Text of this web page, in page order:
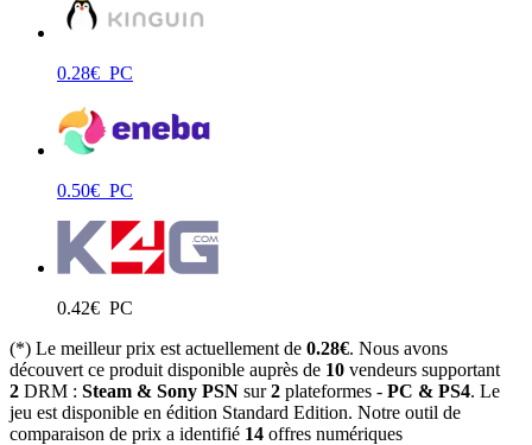
0.28€ PC
0.50€ PC
0.42€ PC
(*) Le meilleur prix est actuellement de 0.28€. Nous avons
découvert ce produit disponible auprès de 10 vendeurs supportant
2 DRM : Steam & Sony PSN sur2 plateformes - PC & PS4. Le
jeu est disponible en édition Standard Edition. Notre outil de
comparaison de prix a identifié 14 offres numériques